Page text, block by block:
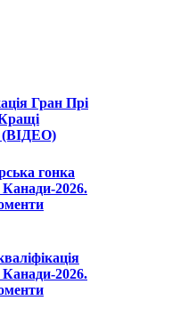
Гран Прі
(ВІДЕО)
гонка
2026.
2026.